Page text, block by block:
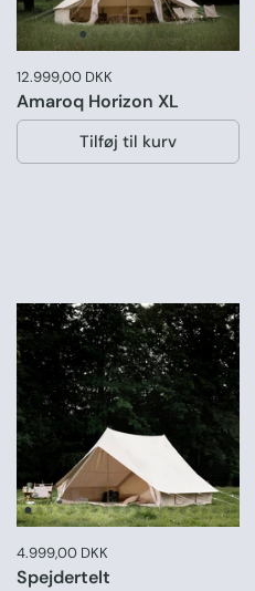
Pris:
12.999,00 DKK
Amaroq Horizon XL
Tilføj til kurv
Pris:
4.999,00 DKK
Spejdertelt